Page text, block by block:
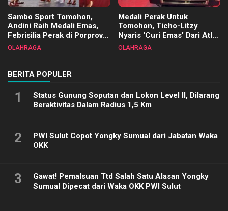
Sambo Sport Tomohon,
Andini Raih Medali Emas,
Febrisilia Perak di Porprov
Sulut 2025
OLAHRAGA
Medali Perak Untuk
Tomohon, Ticho-Litzy
Nyaris ‘Curi Emas’ Dari Atlet
Biliar PON di Porprov Sulut
OLAHRAGA
BERITA POPULER
1
Status Gunung Soputan dan Lokon Level II, Dilarang
Beraktivitas Dalam Radius 1,5 Km
2
PWI Sulut Copot Yongky Sumual dari Jabatan Waka
OKK
3
Gawat! Pemalsuan Ttd Salah Satu Alasan Yongky
Sumual Dipecat dari Waka OKK PWI Sulut